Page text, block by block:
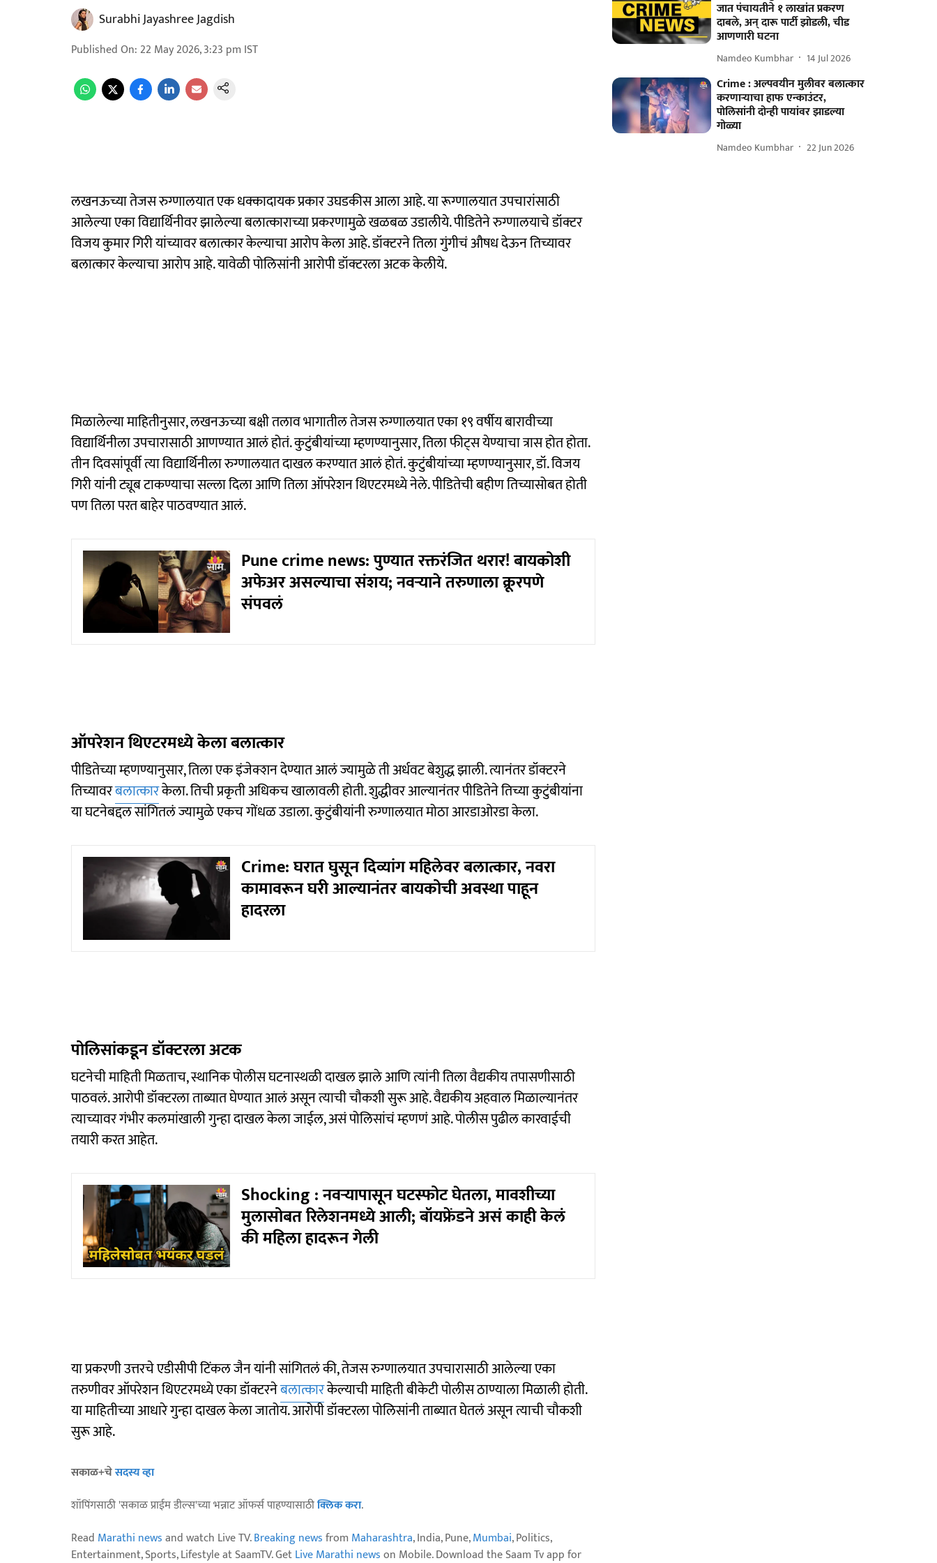
Surabhi Jayashree Jagdish
Published On: 22 May 2026, 3:23 pm IST
लखनऊच्या तेजस रुग्णालयात एक धक्कादायक प्रकार उघडकीस आला आहे. या रूग्णालयात उपचारांसाठी
आलेल्या एका विद्यार्थिनीवर झालेल्या बलात्काराच्या प्रकरणामुळे खळबळ उडालीये. पीडितेने रुग्णालयाचे डॉक्टर
विजय कुमार गिरी यांच्यावर बलात्कार केल्याचा आरोप केला आहे. डॉक्टरने तिला गुंगीचं औषध देऊन तिच्यावर
बलात्कार केल्याचा आरोप आहे. यावेळी पोलिसांनी आरोपी डॉक्टरला अटक केलीये.
मिळालेल्या माहितीनुसार, लखनऊच्या बक्षी तलाव भागातील तेजस रुग्णालयात एका १९ वर्षीय बारावीच्या
विद्यार्थिनीला उपचारासाठी आणण्यात आलं होतं. कुटुंबीयांच्या म्हणण्यानुसार, तिला फीट्स येण्याचा त्रास होत होता.
तीन दिवसांपूर्वी त्या विद्यार्थिनीला रुग्णालयात दाखल करण्यात आलं होतं. कुटुंबीयांच्या म्हणण्यानुसार, डॉ. विजय
गिरी यांनी ट्यूब टाकण्याचा सल्ला दिला आणि तिला ऑपरेशन थिएटरमध्ये नेले. पीडितेची बहीण तिच्यासोबत होती
पण तिला परत बाहेर पाठवण्यात आलं.
Pune crime news: पुण्यात रक्तरंजित थरार! बायकोशी
अफेअर असल्याचा संशय; नवऱ्याने तरुणाला क्रूरपणे
संपवलं
ऑपरेशन थिएटरमध्ये केला बलात्कार
पीडितेच्या म्हणण्यानुसार, तिला एक इंजेक्शन देण्यात आलं ज्यामुळे ती अर्धवट बेशुद्ध झाली. त्यानंतर डॉक्टरने
तिच्यावरबलात्कारकेला. तिची प्रकृती अधिकच खालावली होती. शुद्धीवर आल्यानंतर पीडितेने तिच्या कुटुंबीयांना
या घटनेबद्दल सांगितलं ज्यामुळे एकच गोंधळ उडाला. कुटुंबीयांनी रुग्णालयात मोठा आरडाओरडा केला.
Crime: घरात घुसून दिव्यांग महिलेवर बलात्कार, नवरा
कामावरून घरी आल्यानंतर बायकोची अवस्था पाहून
हादरला
पोलिसांकडून डॉक्टरला अटक
घटनेची माहिती मिळताच, स्थानिक पोलीस घटनास्थळी दाखल झाले आणि त्यांनी तिला वैद्यकीय तपासणीसाठी
पाठवलं. आरोपी डॉक्टरला ताब्यात घेण्यात आलं असून त्याची चौकशी सुरू आहे. वैद्यकीय अहवाल मिळाल्यानंतर
त्याच्यावर गंभीर कलमांखाली गुन्हा दाखल केला जाईल, असं पोलिसांचं म्हणणं आहे. पोलीस पुढील कारवाईची
तयारी करत आहेत.
Shocking : नवऱ्यापासून घटस्फोट घेतला, मावशीच्या
मुलासोबत रिलेशनमध्ये आली; बॉयफ्रेंडने असं काही केलं
की महिला हादरून गेली
या प्रकरणी उत्तरचे एडीसीपी टिंकल जैन यांनी सांगितलं की, तेजस रुग्णालयात उपचारासाठी आलेल्या एका
तरुणीवर ऑपरेशन थिएटरमध्ये एका डॉक्टरनेबलात्कारकेल्याची माहिती बीकेटी पोलीस ठाण्याला मिळाली होती.
या माहितीच्या आधारे गुन्हा दाखल केला जातोय. आरोपी डॉक्टरला पोलिसांनी ताब्यात घेतलं असून त्याची चौकशी
सुरू आहे.
सकाळ+चेसदस्य व्हा
शॉपिंगसाठी 'सकाळ प्राईम डील्स'च्या भन्नाट ऑफर्स पाहण्यासाठीक्लिक करा.
Read Marathi newsand watch Live TV.Breaking newsfrom Maharashtra, India, Pune,Mumbai, Politics,
Entertainment, Sports, Lifestyle at SaamTV. GetLive Marathi newson Mobile. Download the Saam Tv app for
जात पंचायतीने १ लाखांत प्रकरण
दाबले, अन् दारू पार्टी झोडली, चीड
आणणारी घटना
Namdeo Kumbhar 14 Jul 2026
Crime : अल्पवयीन मुलीवर बलात्कार
करणाऱ्याचा हाफ एन्काउंटर,
पोलिसांनी दोन्ही पायांवर झाडल्या
गोळ्या
Namdeo Kumbhar 22 Jun 2026